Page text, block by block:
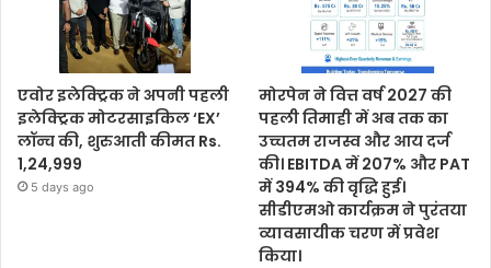
एवोर इलेक्ट्रिक ने अपनी पहली
इलेक्ट्रिक मोटरसाइकिल ‘EX’
लॉन्च की, शुरुआती कीमत Rs.
1,24,999
5 days ago
मोरपेन ने वित्त वर्ष 2027 की
पहली तिमाही में अब तक का
उच्चतम राजस्व और आय दर्ज
की। EBITDA में 207% और PAT
में 394% की वृद्धि हुई।
सीडीएमओ कार्यक्रम ने पुरंतया
व्यावसायीक चरण में प्रवेश
किया।